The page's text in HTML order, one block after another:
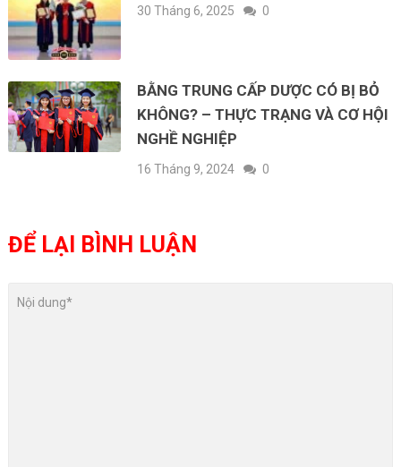
30 Tháng 6, 2025 0
BẰNG TRUNG CẤP DƯỢC CÓ BỊ BỎ
KHÔNG? – THỰC TRẠNG VÀ CƠ HỘI
NGHỀ NGHIỆP
16 Tháng 9, 2024 0
ĐỂ LẠI BÌNH LUẬN